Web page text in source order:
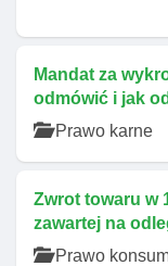
Mandat za
odmówić i jak
Prawo karne
Zwrot towaru w
zawartej na
Prawo